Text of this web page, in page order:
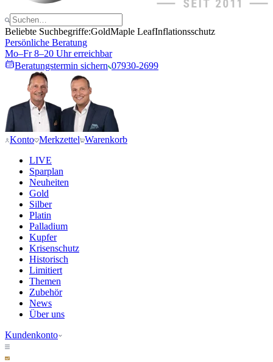
Beliebte Suchbegriffe:GoldMaple LeafInflationsschutz
Persönliche Beratung
Mo–Fr 8–20 Uhr erreichbar
Beratungstermin sichern 07930-2699
Konto Merkzettel Warenkorb
LIVE
Sparplan
Neuheiten
Gold
Silber
Platin
Palladium
Kupfer
Krisenschutz
Historisch
Limitiert
Themen
Zubehör
News
Über uns
Kundenkonto